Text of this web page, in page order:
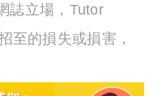
誌立場，Tutor
至的損失或損害，